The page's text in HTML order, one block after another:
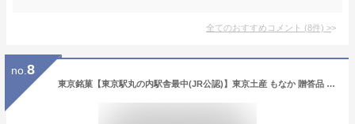
全てのおすすめコメント (8件) >
no. 8
東京銘菓【東京駅丸の内駅舎最中(JR公認)】東京土産 もなか 贈答品 和菓子 ギフト 贈り物 お歳暮 お中元 お返し 手土産 引菓子 お取り寄せ 和スイーツ 小豆餡 バタークリーム入り